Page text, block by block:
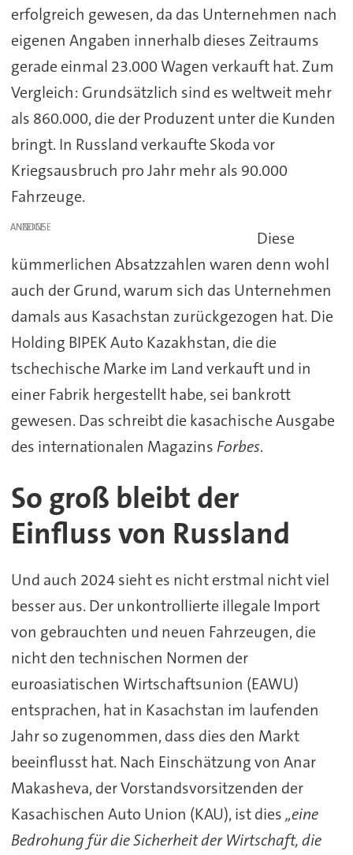
erfolgreich gewesen, da das Unternehmen nach
eigenen Angaben innerhalb dieses Zeitraums
gerade einmal 23.000 Wagen verkauft hat. Zum
Vergleich: Grundsätzlich sind es weltweit mehr
als 860.000, die der Produzent unter die Kunden
bringt. In Russland verkaufte Skoda vor
Kriegsausbruch pro Jahr mehr als 90.000
Fahrzeuge.
ANZEIGE
Diese
kümmerlichen Absatzzahlen waren denn wohl
auch der Grund, warum sich das Unternehmen
damals aus Kasachstan zurückgezogen hat. Die
Holding BIPEK Auto Kazakhstan, die die
tschechische Marke im Land verkauft und in
einer Fabrik hergestellt habe, sei bankrott
gewesen. Das schreibt die kasachische Ausgabe
des internationalen Magazins Forbes.
So groß bleibt der
Einfluss von Russland
Und auch 2024 sieht es nicht erstmal nicht viel
besser aus. Der unkontrollierte illegale Import
von gebrauchten und neuen Fahrzeugen, die
nicht den technischen Normen der
euroasiatischen Wirtschaftsunion (EAWU)
entsprachen, hat in Kasachstan im laufenden
Jahr so zugenommen, dass dies den Markt
beeinflusst hat. Nach Einschätzung von Anar
Makasheva, der Vorstandsvorsitzenden der
Kasachischen Auto Union (KAU), ist dies„eine
Bedrohung für die Sicherheit der Wirtschaft, die